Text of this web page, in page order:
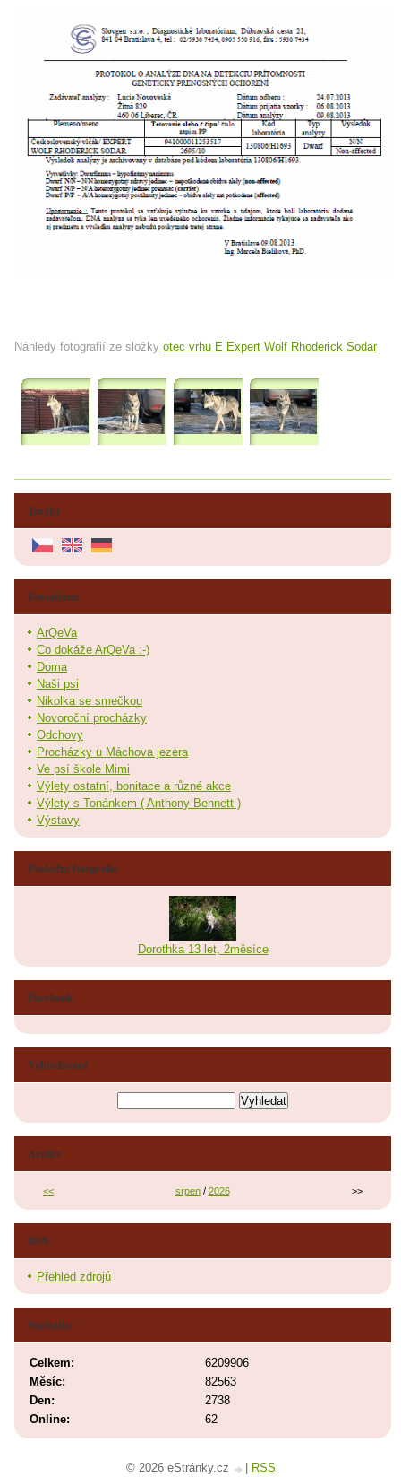
Náhledy fotografií ze složky otec vrhu E Expert Wolf Rhoderick Sodar
Jazyky
Fotoalbum
ArQeVa
Co dokáže ArQeVa :-)
Doma
Naši psi
Nikolka se smečkou
Novoroční procházky
Odchovy
Procházky u Máchova jezera
Ve psí škole Mimi
Výlety ostatní, bonitace a různé akce
Výlety s Tonánkem ( Anthony Bennett )
Výstavy
Poslední fotografie
Dorothka 13 let, 2měsíce
Facebook
Vyhledávání
Archiv
<< srpen/ 2026 >>
RSS
Přehled zdrojů
Statistiky
Online: 62
Celkem:
6209906
Měsíc:
82563
Den:
2738
© 2026 eStránky.cz RSS